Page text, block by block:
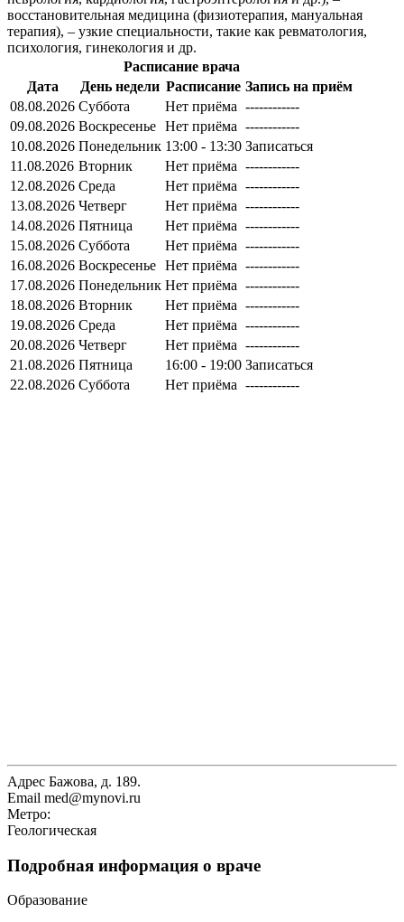
восстановительная медицина (физиотерапия, мануальная
терапия), – узкие специальности, такие как ревматология,
психология, гинекология и др.
Расписание врача
Дата
День недели Расписание Запись на приём
08.08.2026 Суббота Нет приёма ------------
09.08.2026 Воскресенье Нет приёма ------------
10.08.2026 Понедельник 13:00 - 13:30 Записаться
11.08.2026 Вторник Нет приёма ------------
12.08.2026 Среда Нет приёма ------------
13.08.2026 Четверг Нет приёма ------------
14.08.2026 Пятница Нет приёма ------------
15.08.2026 Суббота Нет приёма ------------
16.08.2026 Воскресенье Нет приёма ------------
17.08.2026 Понедельник Нет приёма ------------
18.08.2026 Вторник Нет приёма ------------
19.08.2026 Среда Нет приёма ------------
20.08.2026 Четверг Нет приёма ------------
21.08.2026 Пятница 16:00 - 19:00 Записаться
22.08.2026 Суббота Нет приёма ------------
Адрес Бажова, д. 189.
Email med@mynovi.ru
Метро:
Геологическая
Подробная информация о враче
Образование